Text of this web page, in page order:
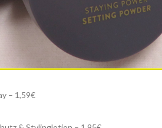
– 1,59€